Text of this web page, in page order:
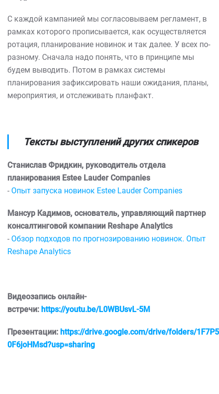
С каждой кампанией мы согласовываем регламент, в
рамках которого прописывается, как осуществляется
ротация, планирование новинок и так далее. У всех по-
разному. Сначала надо понять, что в принципе мы
будем выводить. Потом в рамках системы
планирования зафиксировать наши ожидания, планы,
мероприятия, и отслеживать планфакт.
Тексты выступлений других спикеров
Станислав Фридкин, руководитель отдела
планирования Estee Lauder Companies
- Опыт запуска новинок Estee Lauder Companies
Мансур Кадимов, основатель, управляющий партнер
консалтинговой компании Reshape Analytics
- Обзор подходов по прогнозированию новинок. Опыт
Reshape Analytics
Видеозапись онлайн-
встречи: https://youtu.be/L0WBUsvL-5M
Презентации: https://drive.google.com/drive/folders/
0F6joHMsd?usp=sharing